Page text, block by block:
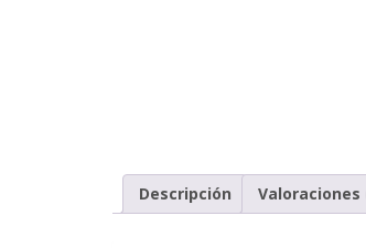
Descripción Valoraciones